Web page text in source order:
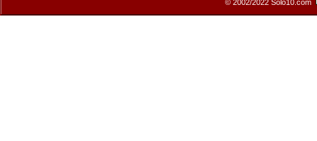
© 2002/2022 Solo10.com